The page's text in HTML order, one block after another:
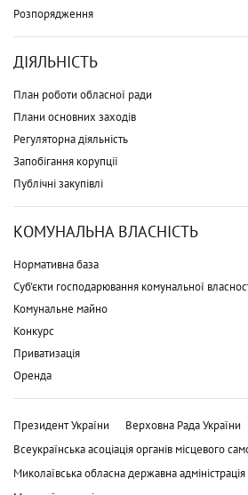
Розпорядження
ДІЯЛЬНІСТЬ
План роботи обласної ради
Плани основних заходів
Регуляторна діяльність
Запобігання корупції
Публічні закупівлі
КОМУНАЛЬНА ВЛАСНІСТЬ
Нормативна база
Суб'єкти господарювання комунальної
Комунальне майно
Конкурс
Приватизація
Оренда
Президент України Верховна Рада України
Всеукраїнська асоціація органів місцевого
Миколаївська обласна державна адміністрація